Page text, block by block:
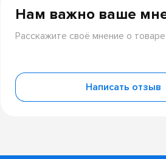
Нам важно ваше
Расскажите своё мнение о товаре
Написать отзыв